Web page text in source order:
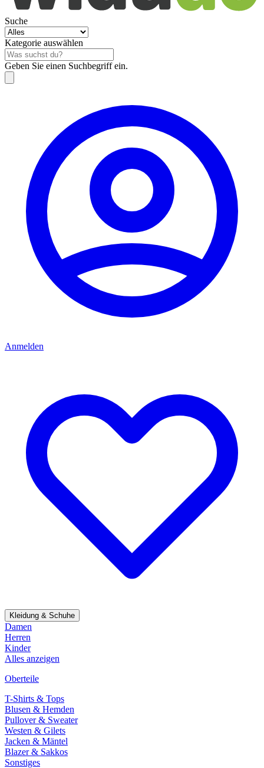
Suche
Kategorie auswählen
Geben Sie einen Suchbegriff ein.
Anmelden
Kleidung & Schuhe
Damen
Herren
Kinder
Alles anzeigen
Oberteile
T-Shirts & Tops
Blusen & Hemden
Pullover & Sweater
Westen & Gilets
Jacken & Mäntel
Blazer & Sakkos
Sonstiges